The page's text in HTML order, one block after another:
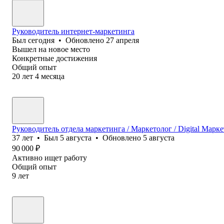
Руководитель интернет-маркетинга
Был сегодня • Обновлено 27 апреля
Вышел на новое место
Конкретные достижения
Общий опыт
20 лет 4 месяца
Руководитель отдела маркетинга / Маркетолог / Digital
37 лет • Был 5 августа • Обновлено 5 августа
90 000 ₽
Активно ищет работу
Общий опыт
9 лет